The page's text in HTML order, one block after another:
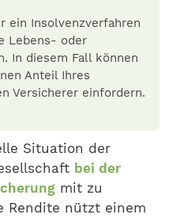
ein Insolvenzverfahren
Lebens- oder
In diesem Fall können
Anteil Ihres
Versicherer einfordern.
Situation der
bei der
mit zu
Rendite nützt einem